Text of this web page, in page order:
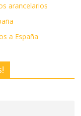
arancelarios
a España